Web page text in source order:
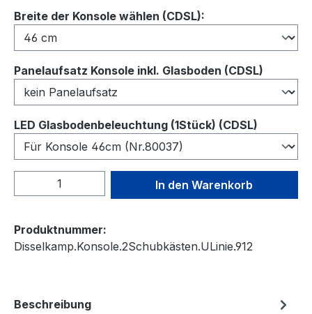
Breite der Konsole wählen (CDSL):
Panelaufsatz Konsole inkl. Glasboden (CDSL)
LED Glasbodenbeleuchtung (1Stück) (CDSL)
Produkt Anzahl: Gib denIn den Warenkorb
Produktnummer:
Disselkamp.Konsole.2Schubkästen.ULinie.912
Beschreibung